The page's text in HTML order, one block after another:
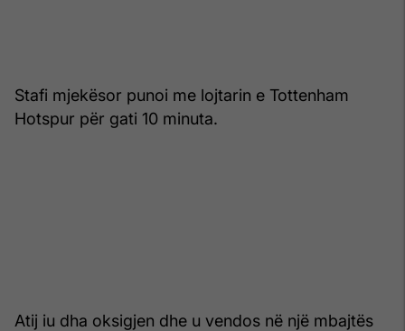
Stafi mjekësor punoi me lojtarin e Tottenham
Hotspur për gati 10 minuta.
Atij iu dha oksigjen dhe u vendos në një mbajtës